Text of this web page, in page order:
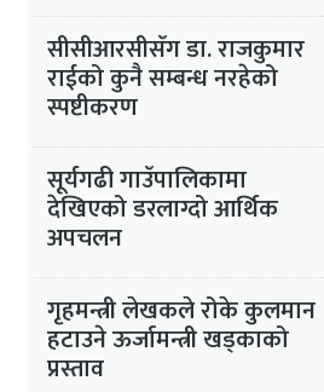
सीसीआरसीसँग डा. राजकुमार
राईको कुनै सम्बन्ध नरहेको
स्पष्टीकरण
सूर्यगढी गाउँपालिकामा
देखिएको डरलाग्दो आर्थिक
अपचलन
गृहमन्त्री लेखकले रोके कुलमान
हटाउने ऊर्जामन्त्री खड्काको
प्रस्ताव